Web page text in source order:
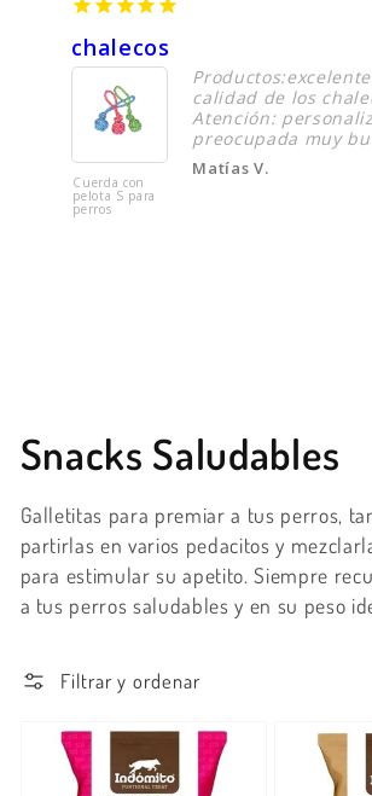
chalecos
Cuerda con
pelota S para
perros
Productos:excelente
calidad de los
Atención:
preocupada muy
Matías V.
Colección:
Snacks Saludables
Galletitas para premiar a tus perros,
partirlas en varios pedacitos y
para estimular su apetito. Siempre
a tus perros saludables y en su peso
Filtrar y ordenar